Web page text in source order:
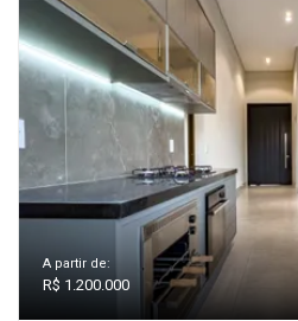
A partir de:
R$ 1.200.000